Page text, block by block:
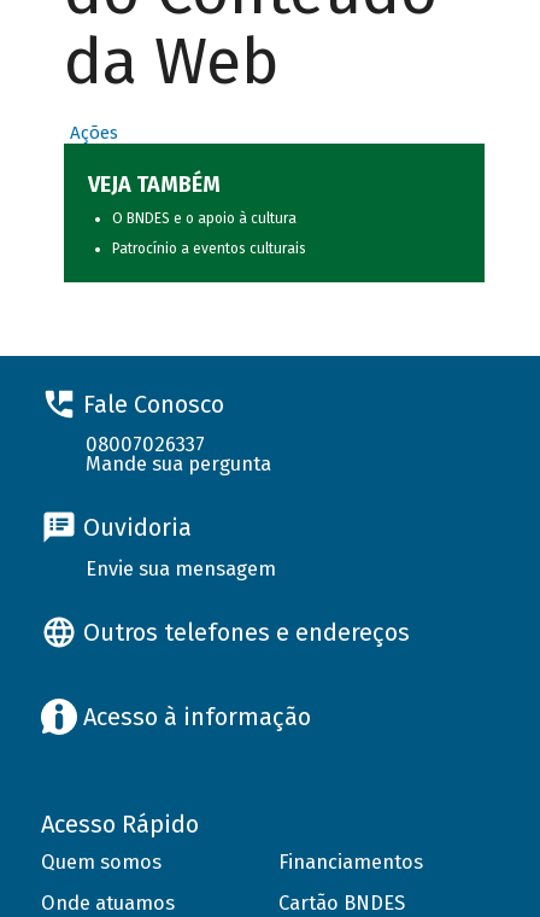
da Web
Ações
VEJA TAMBÉM
O BNDES e o apoio à cultura
Patrocínio a eventos culturais
Fale Conosco
08007026337
Mande sua pergunta
Ouvidoria
Envie sua mensagem
Outros telefones e endereços
Acesso à informação
Acesso Rápido
Quem somos
Onde atuamos
Financiamentos
Cartão BNDES